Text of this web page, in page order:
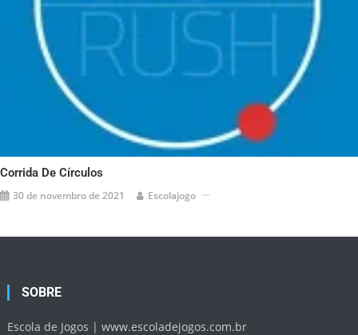
Corrida De Círculos
30 de novembro de 2021 Escolajogo
SOBRE
Escola de Jogos |www.escoladejogos.com.br